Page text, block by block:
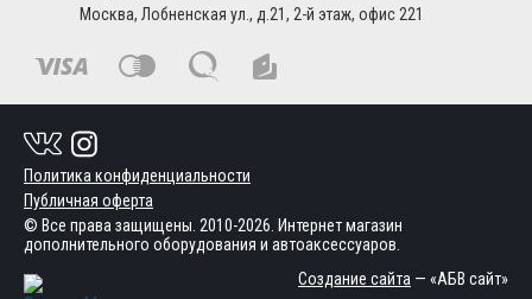
Москва, Лобненская ул., д.21, 2-й этаж, офис 221
Политика конфиденциальности
Публичная оферта
© Все права защищены. 2010-2026. Интернет магазин
дополнительного оборудования и автоаксессуаров.
Создание сайта — «АБВ сайт»